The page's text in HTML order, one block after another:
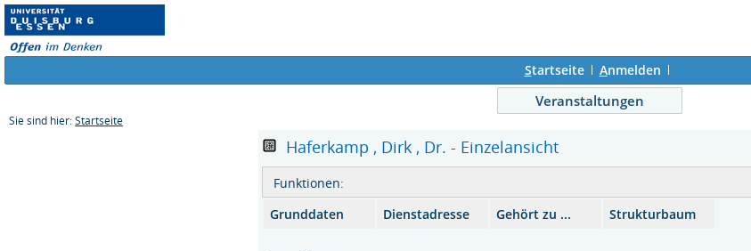
Startseite Anmelden
Veranstaltungen
Sie sind hier: Startseite
Haferkamp , Dirk , Dr. - Einzelansicht
Funktionen:
Grunddaten
Dienstadresse Gehört zu ... Strukturbaum